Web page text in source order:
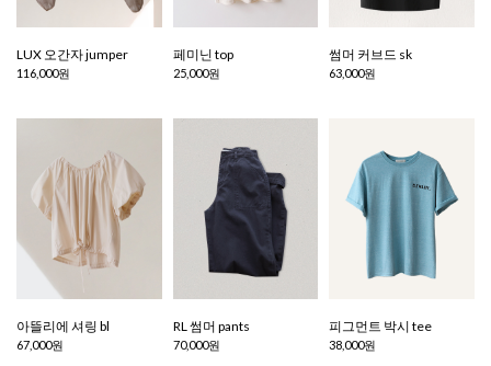
LUX 오간자 jumper
116,000원
페미닌 top
25,000원
썸머 커브드 sk
63,000원
아뜰리에 셔링 bl
67,000원
RL 썸머 pants
70,000원
피그먼트 박시 tee
38,000원